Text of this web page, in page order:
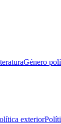
Género
exterior